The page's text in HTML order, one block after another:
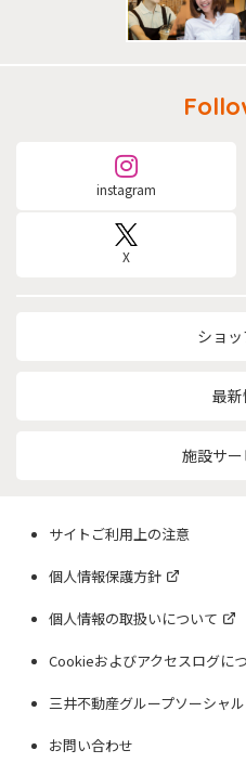
ショ
最
施設サ
instagram
X
サイトご利用上の注意
個人情報保護方針
個人情報の取扱いについて
Cookieおよびアクセスログに
三井不動産グループソーシャ
お問い合わせ